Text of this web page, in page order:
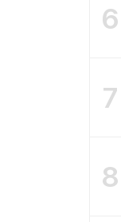
6
7
8